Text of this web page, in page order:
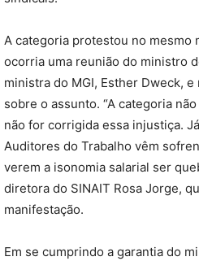
A categoria protestou no mesmo
ocorria uma reunião do ministro
ministra do MGI, Esther Dweck,
sobre o assunto. “A categoria
não for corrigida essa injustiça.
Auditores do Trabalho vêm
verem a isonomia salarial ser
diretora do SINAIT Rosa Jorge,
manifestação.
Em se cumprindo a garantia do